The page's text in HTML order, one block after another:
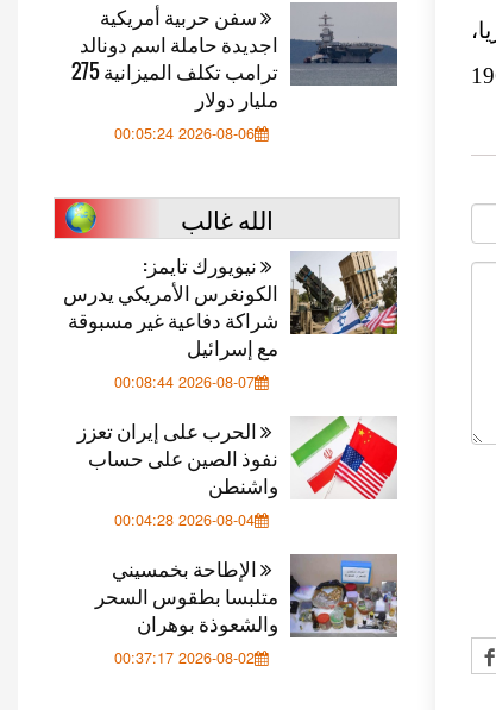
سفن حربية أمريكية
اجديدة حاملة اسم دونالد
ترامب تكلف الميزانية 275
مليار دولار
2026-08-06 00:05:24
الله غالب
نيويورك تايمز:
الكونغرس الأمريكي يدرس
شراكة دفاعية غير مسبوقة
مع إسرائيل
2026-08-07 00:08:44
الحرب على إيران تعزز
نفوذ الصين على حساب
واشنطن
2026-08-04 00:04:28
الإطاحة بخمسيني
متلبسا بطقوس السحر
والشعوذة بوهران
2026-08-02 00:37:17
على حدود ما قبل حرب 1967